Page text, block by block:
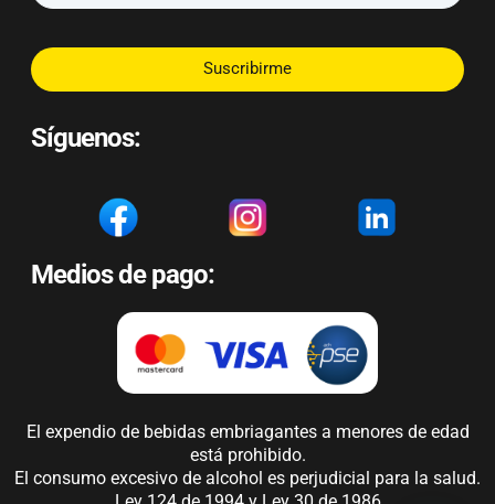
Suscribirme
Síguenos:
Medios de pago:
El expendio de bebidas embriagantes a menores de edad
está prohibido.
El consumo excesivo de alcohol es perjudicial para la salud.